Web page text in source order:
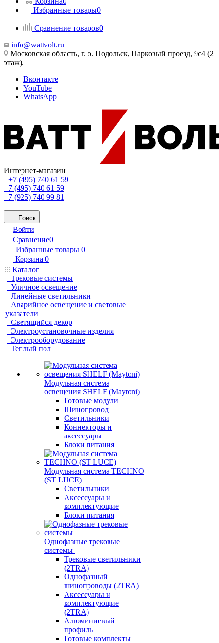
Избранные товары0
Сравнение товаров0
info@wattvolt.ru
Московская область, г. о. Подольск, Парковый проезд, 9с4 (2
этаж).
Вконтакте
YouTube
WhatsApp
Интернет-магазин
+7 (495) 740 61 59
+7 (495) 740 61 59
+7 (925) 740 99 81
Поиск
Войти
Сравнение0
Избранные товары 0
Корзина 0
Каталог
Трековые системы
Уличное освещение
Линейные светильники
Аварийное освещение и световые
указатели
Светящийся декор
Электроустановочные изделия
Электрооборудование
Теплый пол
Модульная система
освещения SHELF (Maytoni)
Готовые модули
Шинопровод
Светильники
Коннекторы и
аксессуары
Блоки питания
Модульная система TECHNO
(ST LUCE)
Светильники
Аксессуары и
комплектующие
Блоки питания
Однофазные трековые
системы
Трековые светильники
(2TRA)
Однофазный
шинопроводы (2TRA)
Аксессуары и
комплектующие
(2TRA)
Алюминиевый
профиль
Готовые комплекты